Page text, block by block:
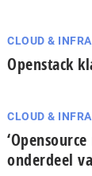
CLOUD &
Openstack
CLOUD &
onderdeel